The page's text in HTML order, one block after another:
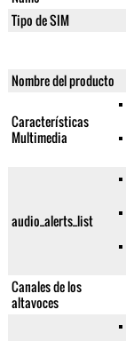
Tipo de SIM
Nombre del producto
Características
Multimedia
audio_alerts_list
Canales de los
altavoces